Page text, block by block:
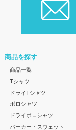
商品を探す
商品一覧
Tシャツ
ドライTシャツ
ポロシャツ
ドライポロシャツ
パーカー・スウェット